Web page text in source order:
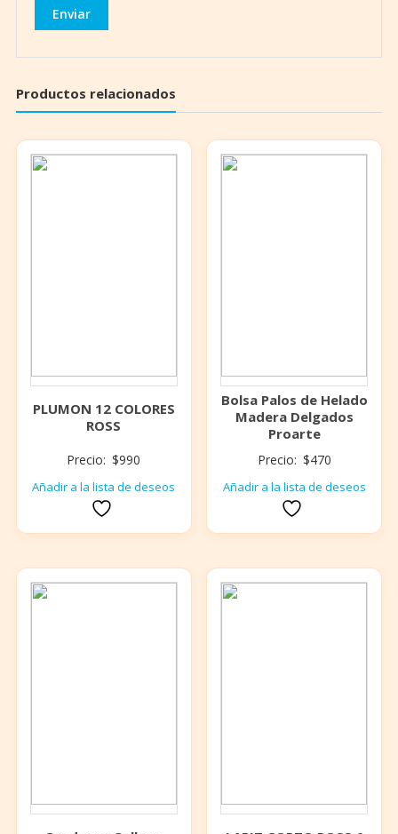
Productos relacionados
PLUMON 12 COLORES
ROSS
Precio: $990
Añadir a la lista de deseos
Bolsa Palos de Helado
Madera Delgados
Proarte
Precio: $470
Añadir a la lista de deseos